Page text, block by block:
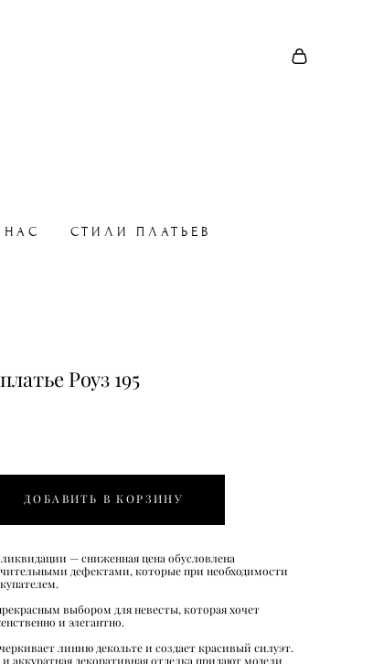
СТИЛИ ПЛАТЬЕВ
Роуз 195
ДОБАВИТЬ В КОРЗИНУ
ликвидации — сниженная цена обусловлена
дефектами, которые при необходимости
выбором для невесты, которая хочет
и элегантно.
линию декольте и создает красивый силуэт.
аккуратная декоративная отделка придают модели